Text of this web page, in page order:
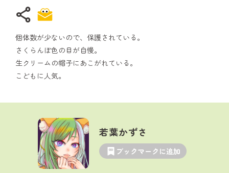
share
個体数が少ないので、保護されている。
さくらんぼ色の目が自慢。
生クリームの帽子にあこがれている。
こどもに人気。
若葉かずさ
ブックマークに追加